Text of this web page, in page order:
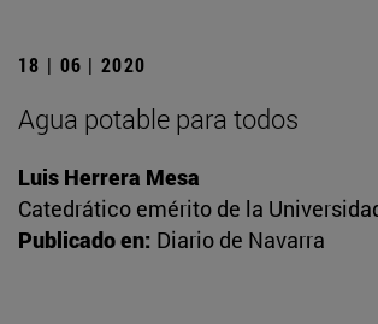
18 | 06 | 2020
Agua potable para todos
Luis Herrera Mesa
Catedrático emérito de la
Publicado en: Diario de Navarra